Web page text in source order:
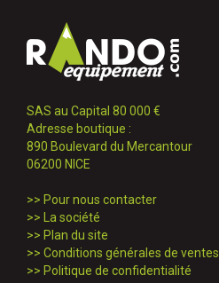
SAS au Capital 80 000 €
Adresse boutique :
890 Boulevard du Mercantour
06200 NICE
>> Pour nous contacter
>>
La société
>> Plan du site
>> Conditions générales de ventes
>> Politique de confidentialité